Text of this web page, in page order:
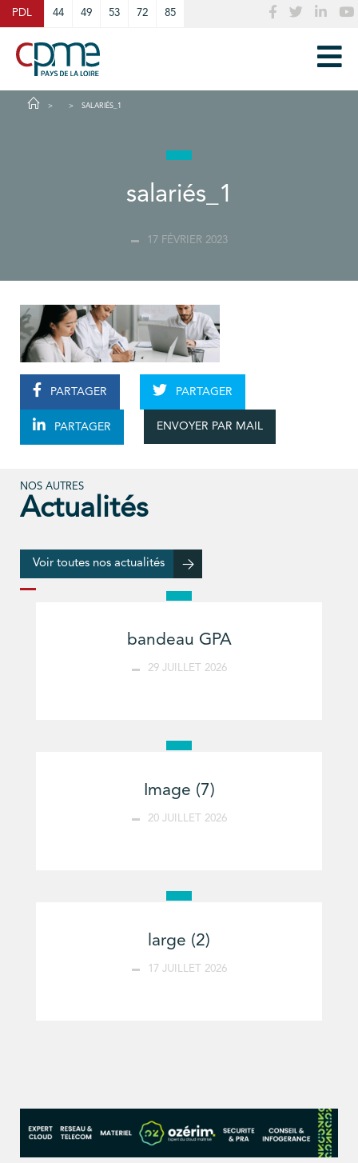
PDL 44 49 53 72 85
SALARIÉS_1
salariés_1
17 FÉVRIER 2023
PARTAGER PARTAGER
PARTAGER ENVOYER PAR MAIL
NOS AUTRES
Actualités
Voir toutes nos actualités
bandeau GPA
29 JUILLET 2026
Image (7)
20 JUILLET 2026
large (2)
17 JUILLET 2026
Cookies management panel